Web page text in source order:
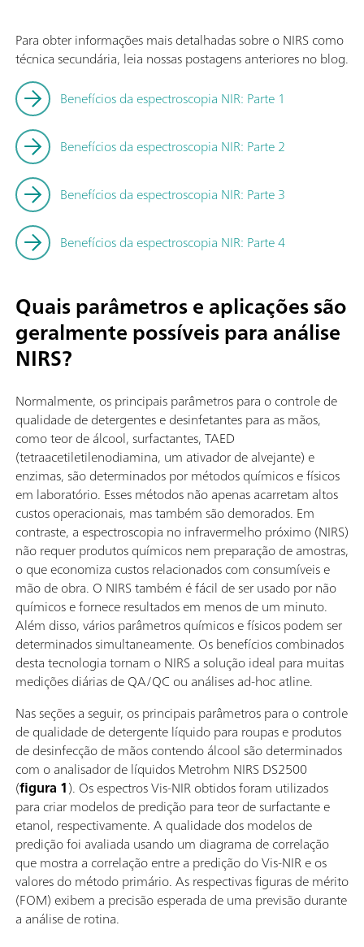
Para obter informações mais detalhadas sobre o NIRS como
técnica secundária, leia nossas postagens anteriores no blog.
Benefícios da espectroscopia NIR: Parte 1
Benefícios da espectroscopia NIR: Parte 2
Benefícios da espectroscopia NIR: Parte 3
Benefícios da espectroscopia NIR: Parte 4
Quais parâmetros e aplicações são
geralmente possíveis para análise
NIRS?
Normalmente, os principais parâmetros para o controle de
qualidade de detergentes e desinfetantes para as mãos,
como teor de álcool, surfactantes, TAED
(tetraacetiletilenodiamina, um ativador de alvejante) e
enzimas, são determinados por métodos químicos e físicos
em laboratório. Esses métodos não apenas acarretam altos
custos operacionais, mas também são demorados. Em
contraste, a espectroscopia no infravermelho próximo (NIRS)
não requer produtos químicos nem preparação de amostras,
o que economiza custos relacionados com consumíveis e
mão de obra. O NIRS também é fácil de ser usado por não
químicos e fornece resultados em menos de um minuto.
Além disso, vários parâmetros químicos e físicos podem ser
determinados simultaneamente. Os benefícios combinados
desta tecnologia tornam o NIRS a solução ideal para muitas
medições diárias de QA/QC ou análises ad-hoc atline.
Nas seções a seguir, os principais parâmetros para o controle
de qualidade de detergente líquido para roupas e produtos
de desinfecção de mãos contendo álcool são determinados
com o analisador de líquidos Metrohm NIRS DS2500
(figura 1). Os espectros Vis-NIR obtidos foram utilizados
para criar modelos de predição para teor de surfactante e
etanol, respectivamente. A qualidade dos modelos de
predição foi avaliada usando um diagrama de correlação
que mostra a correlação entre a predição do Vis-NIR e os
valores do método primário. As respectivas figuras de mérito
(FOM) exibem a precisão esperada de uma previsão durante
a análise de rotina.